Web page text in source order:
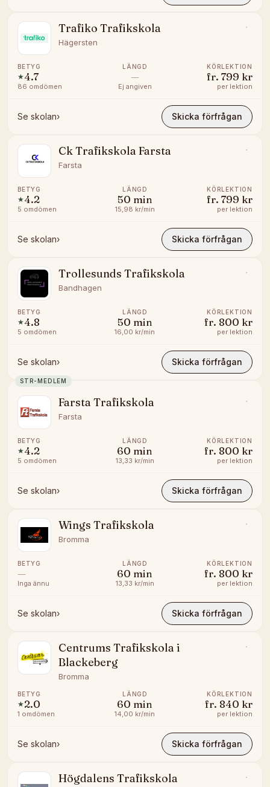
Trafiko Trafikskola
Hägersten
BETYG
★4.7
86 omdömen
LÄNGD
—
Ej angiven
KÖRLEKTION
fr. 799 kr
per lektion
Se skolan› Skicka förfrågan
Ck Trafikskola Farsta
Farsta
BETYG
★4.2
5 omdömen
LÄNGD
50 min
15,98 kr/min
KÖRLEKTION
fr. 799 kr
per lektion
Se skolan› Skicka förfrågan
Trollesunds Trafikskola
Bandhagen
BETYG
★4.8
5 omdömen
LÄNGD
50 min
16,00 kr/min
KÖRLEKTION
fr. 800 kr
per lektion
Se skolan› Skicka förfrågan
STR-MEDLEM
Farsta Trafikskola
Farsta
BETYG
★4.2
5 omdömen
LÄNGD
60 min
13,33 kr/min
KÖRLEKTION
fr. 800 kr
per lektion
Se skolan› Skicka förfrågan
Wings Trafikskola
Bromma
BETYG
—
Inga ännu
LÄNGD
60 min
13,33 kr/min
KÖRLEKTION
fr. 800 kr
per lektion
Se skolan› Skicka förfrågan
Centrums Trafikskola i
Blackeberg
Bromma
BETYG
★2.0
1 omdömen
LÄNGD
60 min
14,00 kr/min
KÖRLEKTION
fr. 840 kr
per lektion
Se skolan› Skicka förfrågan
Högdalens Trafikskola